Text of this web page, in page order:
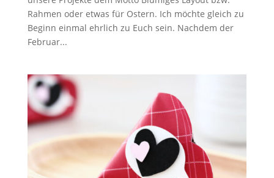
Rahmen oder etwas für Ostern. Ich möchte gleich zu
Beginn einmal ehrlich zu Euch sein. Nachdem der
Februar...